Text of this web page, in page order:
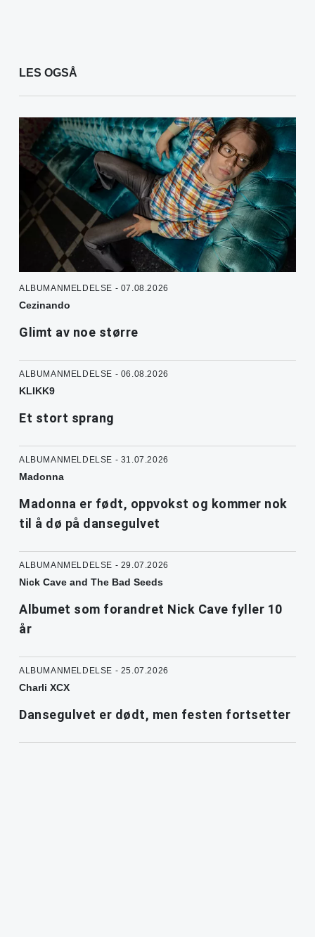
LES OGSÅ
ALBUMANMELDELSE - 07.08.2026
Cezinando
Glimt av noe større
ALBUMANMELDELSE - 06.08.2026
KLIKK9
Et stort sprang
ALBUMANMELDELSE - 31.07.2026
Madonna
Madonna er født, oppvokst og kommer nok
til å dø på dansegulvet
ALBUMANMELDELSE - 29.07.2026
Nick Cave and The Bad Seeds
Albumet som forandret Nick Cave fyller 10
år
ALBUMANMELDELSE - 25.07.2026
Charli XCX
Dansegulvet er dødt, men festen fortsetter